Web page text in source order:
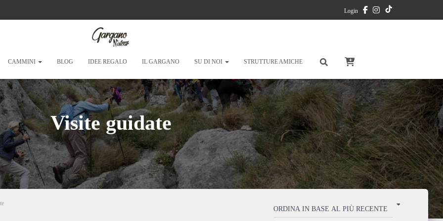
Login
CAMMINI BLOG IDEE REGALO IL GARGANO SU DI NOI STRUTTURE AMICHE
Visite guidate